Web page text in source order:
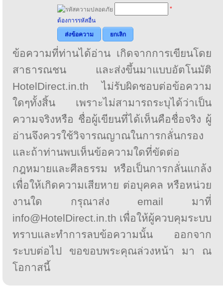
*
ต้องการรหัสอื่น
ส่งข้อความ
ยกเลิก
ข้อความที่ท่านได้อ่าน เกิดจากการเขียนโดย
สาธารณชน และส่งขึ้นมาแบบอัตโนมัติ
HotelDirect.in.th ไม่รับผิดชอบต่อข้อความ
ใดๆทั้งสิ้น เพราะไม่สามารถระบุได้ว่าเป็น
ความจริงหรือ ชื่อผู้เขียนที่ได้เห็นคือชื่อจริง ผู้
อ่านจึงควรใช้วิจารณญาณในการกลั่นกรอง
และถ้าท่านพบเห็นข้อความใดที่ขัดต่อ
กฎหมายและศีลธรรม หรือเป็นการกลั่นแกล้ง
เพื่อให้เกิดความเสียหาย ต่อบุคคล หรือหน่วย
งานใด กรุณาส่ง email มาที่
info@HotelDirect.in.th เพื่อให้ผู้ควบคุมระบบ
ทราบและทำการลบข้อความนั้น ออกจาก
ระบบต่อไป ขอขอบพระคุณล่วงหน้า มา ณ
โอกาสนี้